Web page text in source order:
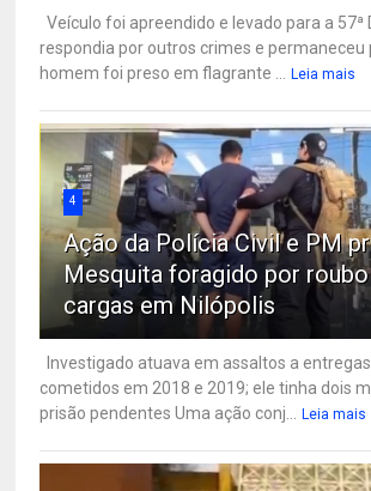
Veículo foi apreendido e levado para a 57ª
respondia por outros crimes e permaneceu
homem foi preso em flagrante ...
Leia mais
4
Ação da Polícia Civil e PM
Mesquita foragido por
cargas em Nilópolis
Investigado atuava em assaltos a
cometidos em 2018 e 2019; ele tinha dois
prisão pendentes Uma ação conj...
Leia mais